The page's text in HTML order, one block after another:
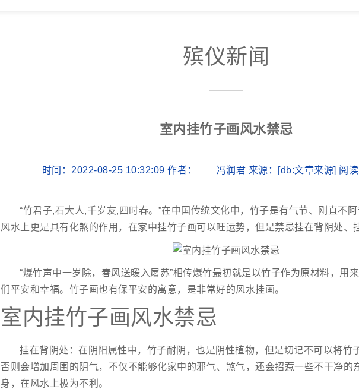
殡仪新闻
室内挂竹子画风水禁忌
时间：2022-08-25 10:32:09 作者： 冯润君 来源：[db:文章来源] 阅读
“竹君子,石大人,千岁友,四时春。”在中国传统文化中，竹子是有气节、刚直不
风水上更是具有化煞的作用，在家中挂竹子画可以旺运势，但是禁忌挂在背阴处、
“爆竹声中一岁除，春风送暖入屠苏”相传爆竹最初就是以竹子作为原材料，用
们平安和幸福。竹子画也有保平安的寓意，是非常好的风水挂画。
室内挂竹子画风水禁忌
挂在背阴处：在阴阳属性中，竹子耐阴，也是阴性植物，但是切记不可以将竹
否则会增加周围的阴气，不仅不能够化家中的邪气、煞气，还会招惹一些不干净的
身，在风水上极为不利。